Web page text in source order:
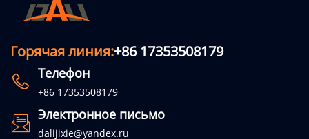
Горячая линия:+86 17353508179
 Телефон
+86 17353508179
 Электронное письмо
dalijixie@yandex.ru